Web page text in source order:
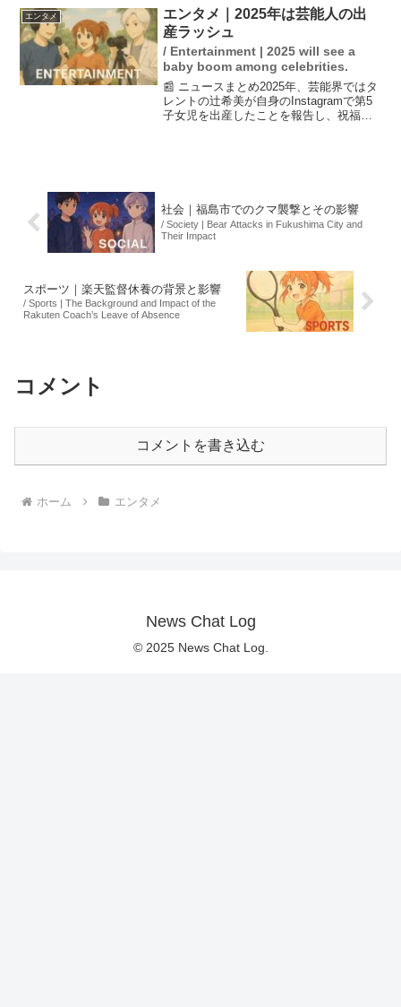
しました。座布団10枚を贈られた昇太
は、勉強が楽し...
エンタメ
エンタメ｜2025年は芸能人の出
産ラッシュ
/ Entertainment | 2025 will see a
baby boom among celebrities.
📰 ニュースまとめ2025年、芸能界ではタ
レントの辻希美が自身のInstagramで第5
子女児を出産したことを報告し、祝福の
社会｜福島市でのクマ襲撃とその影響
/ Society | Bear Attacks in Fukushima City and
Their Impact
スポーツ｜楽天監督休養の背景と影響
/ Sports | The Background and Impact of the
Rakuten Coach’s Leave of Absence
コメント
コメントを書き込む
ホーム エンタメ
News Chat Log
© 2025 News Chat Log.